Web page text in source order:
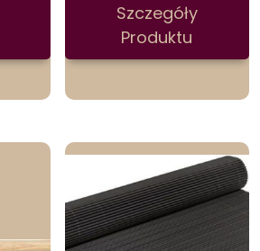
Szczegóły
Produktu